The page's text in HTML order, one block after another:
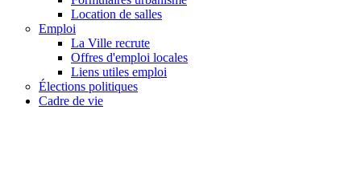
Location de salles
Emploi
La Ville recrute
Offres d'emploi locales
Liens utiles emploi
Élections politiques
Cadre de vie